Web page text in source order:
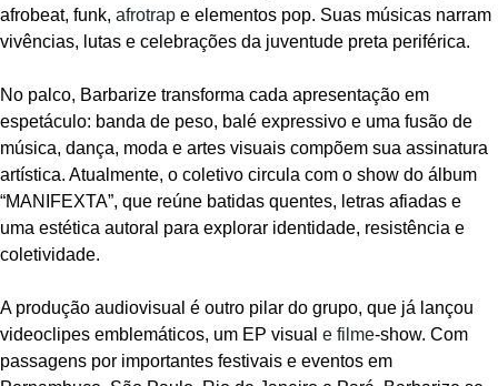
afrobeat, funk, afrotrap e elementos pop. Suas músicas narram
vivências, lutas e celebrações da juventude preta periférica.
No palco, Barbarize transforma cada apresentação em
espetáculo: banda de peso, balé expressivo e uma fusão de
música, dança, moda e artes visuais compõem sua assinatura
artística. Atualmente, o coletivo circula com o show do álbum
“MANIFEXTA”, que reúne batidas quentes, letras afiadas e
uma estética autoral para explorar identidade, resistência e
coletividade.
A produção audiovisual é outro pilar do grupo, que já lançou
videoclipes emblemáticos, um EP visual e filme-show. Com
passagens por importantes festivais e eventos em